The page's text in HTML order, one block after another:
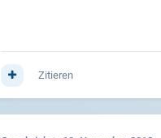
Zitieren